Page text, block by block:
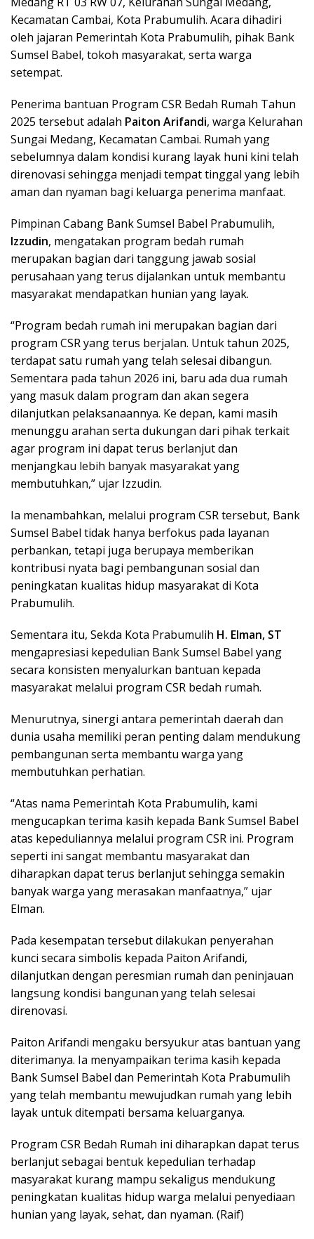
Kecamatan Cambai, Kota Prabumulih. Acara dihadiri
oleh jajaran Pemerintah Kota Prabumulih, pihak Bank
Sumsel Babel, tokoh masyarakat, serta warga
setempat.
Penerima bantuan Program CSR Bedah Rumah Tahun
2025 tersebut adalah Paiton Arifandi, warga Kelurahan
Sungai Medang, Kecamatan Cambai. Rumah yang
sebelumnya dalam kondisi kurang layak huni kini telah
direnovasi sehingga menjadi tempat tinggal yang lebih
aman dan nyaman bagi keluarga penerima manfaat.
Pimpinan Cabang Bank Sumsel Babel Prabumulih,
Izzudin, mengatakan program bedah rumah
merupakan bagian dari tanggung jawab sosial
perusahaan yang terus dijalankan untuk membantu
masyarakat mendapatkan hunian yang layak.
“Program bedah rumah ini merupakan bagian dari
program CSR yang terus berjalan. Untuk tahun 2025,
terdapat satu rumah yang telah selesai dibangun.
Sementara pada tahun 2026 ini, baru ada dua rumah
yang masuk dalam program dan akan segera
dilanjutkan pelaksanaannya. Ke depan, kami masih
menunggu arahan serta dukungan dari pihak terkait
agar program ini dapat terus berlanjut dan
menjangkau lebih banyak masyarakat yang
membutuhkan,” ujar Izzudin.
Ia menambahkan, melalui program CSR tersebut, Bank
Sumsel Babel tidak hanya berfokus pada layanan
perbankan, tetapi juga berupaya memberikan
kontribusi nyata bagi pembangunan sosial dan
peningkatan kualitas hidup masyarakat di Kota
Prabumulih.
Sementara itu, Sekda Kota Prabumulih H. Elman, ST
mengapresiasi kepedulian Bank Sumsel Babel yang
secara konsisten menyalurkan bantuan kepada
masyarakat melalui program CSR bedah rumah.
Menurutnya, sinergi antara pemerintah daerah dan
dunia usaha memiliki peran penting dalam mendukung
pembangunan serta membantu warga yang
membutuhkan perhatian.
“Atas nama Pemerintah Kota Prabumulih, kami
mengucapkan terima kasih kepada Bank Sumsel Babel
atas kepeduliannya melalui program CSR ini. Program
seperti ini sangat membantu masyarakat dan
diharapkan dapat terus berlanjut sehingga semakin
banyak warga yang merasakan manfaatnya,” ujar
Elman.
Pada kesempatan tersebut dilakukan penyerahan
kunci secara simbolis kepada Paiton Arifandi,
dilanjutkan dengan peresmian rumah dan peninjauan
langsung kondisi bangunan yang telah selesai
direnovasi.
Paiton Arifandi mengaku bersyukur atas bantuan yang
diterimanya. Ia menyampaikan terima kasih kepada
Bank Sumsel Babel dan Pemerintah Kota Prabumulih
yang telah membantu mewujudkan rumah yang lebih
layak untuk ditempati bersama keluarganya.
Program CSR Bedah Rumah ini diharapkan dapat terus
berlanjut sebagai bentuk kepedulian terhadap
masyarakat kurang mampu sekaligus mendukung
peningkatan kualitas hidup warga melalui penyediaan
hunian yang layak, sehat, dan nyaman. (Raif)